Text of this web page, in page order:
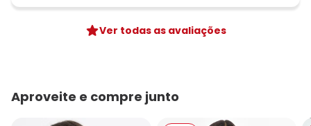
Ver todas as avaliações
Aproveite e compre junto